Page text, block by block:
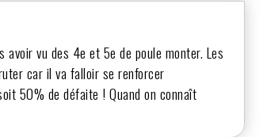
vu des 4e et 5e de poule monter. Les
car il va falloir se renforcer
50% de défaite ! Quand on connaît